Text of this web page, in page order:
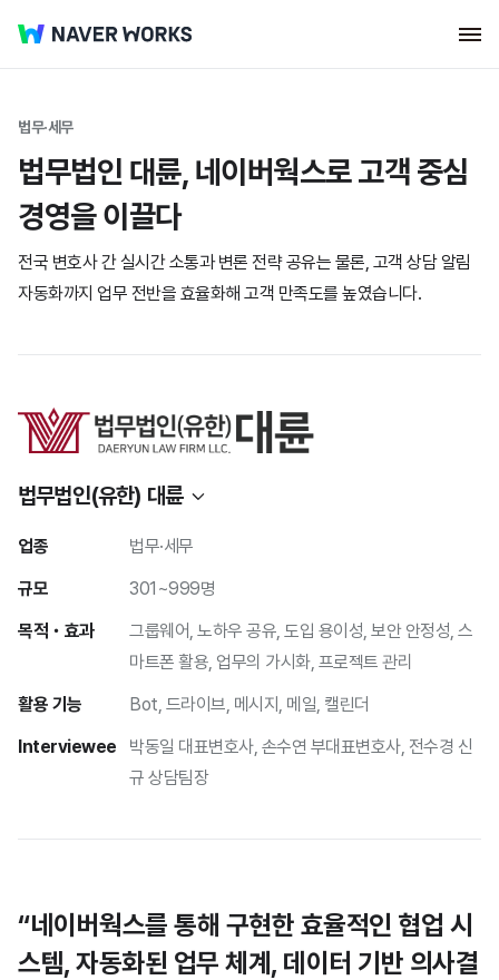
법무·세무
법무법인 대륜, 네이버웍스로 고객 중심
경영을 이끌다
전국 변호사 간 실시간 소통과 변론 전략 공유는 물론, 고객 상담 알림
자동화까지 업무 전반을 효율화해 고객 만족도를 높였습니다.
법무법인(유한) 대륜
업종
법무·세무
규모
301~999명
목적・효과
그룹웨어 노하우 공유 도입 용이성 보안 안정성 스
마트폰 활용 업무의 가시화 프로젝트 관리
활용 기능
Bot 드라이브 메시지 메일 캘린더
Interviewee
박동일 대표변호사, 손수연 부대표변호사, 전수경 신
규 상담팀장
“네이버웍스를 통해 구현한 효율적인 협업 시
스템, 자동화된 업무 체계, 데이터 기반 의사결